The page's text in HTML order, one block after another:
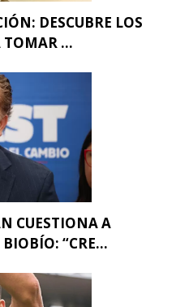
DESCUBRE LOS
TOMAR ...
CUESTIONA A
“CRE...